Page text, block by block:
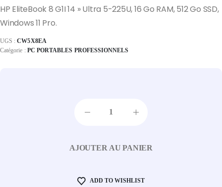
HP EliteBook 8 G1I 14 » Ultra 5-225U, 16 Go RAM, 512 Go SSD,
Windows 11 Pro.
UGS :CW5X8EA
Catégorie : PC PORTABLES PROFESSIONNELS
AJOUTER AU PANIER
ADD TO WISHLIST